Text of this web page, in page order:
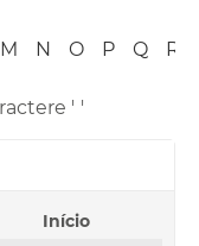
M N O P Q R
' '
Início